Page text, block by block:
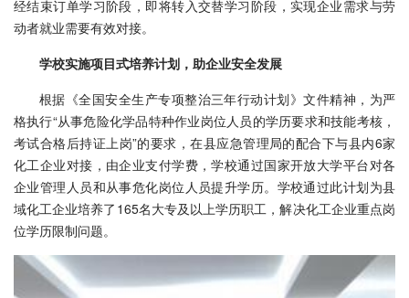
经结束订单学习阶段，即将转入交替学习阶段，实现企业需求与劳
动者就业需要有效对接。
学校实施项目式培养计划，助企业安全发展
根据《全国安全生产专项整治三年行动计划》文件精神，为严
格执行“从事危险化学品特种作业岗位人员的学历要求和技能考核，
考试合格后持证上岗”的要求，在县应急管理局的配合下与县内6家
化工企业对接，由企业支付学费，学校通过国家开放大学平台对各
企业管理人员和从事危化岗位人员提升学历。学校通过此计划为县
域化工企业培养了165名大专及以上学历职工，解决化工企业重点岗
位学历限制问题。